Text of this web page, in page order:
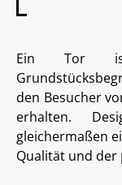
Ein Tor
den Besucher
erhalten.
gleichermaßen
Qualität und der